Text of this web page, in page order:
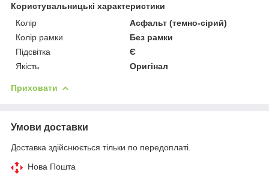
Користувальницькі характеристики
Колір
Асфальт (темно-сірий)
Колір рамки
Без рамки
Підсвітка
Є
Якість
Оригінал
Приховати
Умови доставки
Доставка здійснюється тільки по передоплаті.
Нова Пошта